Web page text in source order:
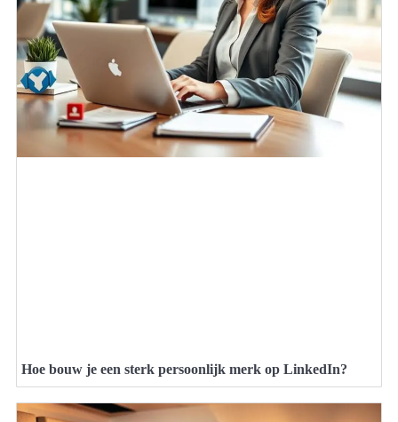
Hoe bouw je een sterk persoonlijk merk op LinkedIn?